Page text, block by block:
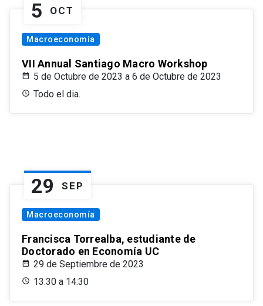
5 OCT
Macroeconomía
VII Annual Santiago Macro Workshop
5 de Octubre de 2023 a 6 de Octubre de 2023
Todo el dia.
29 SEP
Macroeconomía
Francisca Torrealba, estudiante de
Doctorado en Economía UC
29 de Septiembre de 2023
13:30 a 14:30